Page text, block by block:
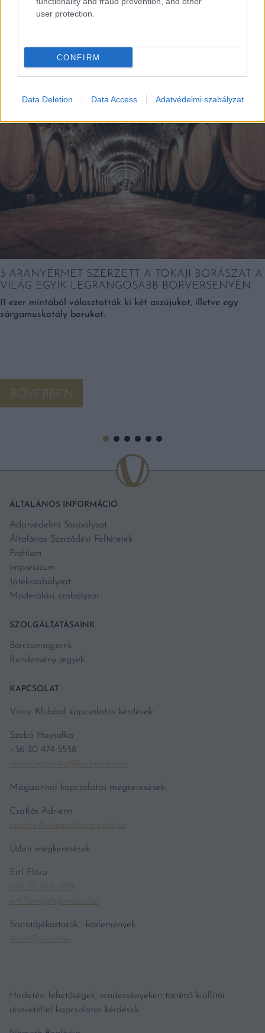
user protection.
CONFIRM
Data Deletion Data Access Adatvédelmi szabályzat
EZEK IS ÉRDEKELHETNEK
Kortyok
3 ARANYÉRMET SZERZETT A TOKAJI BORÁSZAT A
VILÁG EGYIK LEGRANGOSABB BORVERSENYÉN
11 ezer mintából választották ki két aszújukat, illetve egy
sárgamuskotály borukat.
BŐVEBBEN
ÁLTALÁNOS INFORMÁCIÓ
Adatvédelmi Szabályzat
Általános Szerződési Feltételek
Profilom
Impresszum
Játékszabályzat
Moderálási szabályzat
SZOLGÁLTATÁSAINK
Borcsomagjaink
Rendezvény jegyek
KAPCSOLAT
Vince Klubbal kapcsolatos kérdések:
Szabó Hajnalka
+36 30 474 5558
szabo.hajnalka@kodmedia.hu
Magazinnal kapcsolatos megkeresések:
Csatlós Adrienn
csatlos.Adrienn@hgmedia.hu
Üzleti megkeresések:
Ertl Flóra
+36 70 601 1929
ertl.flora@hgmedia.hu
Sajtótájékoztatók, -közlemények
vince@vince.hu
Hirdetési lehetőségek, rendezvényeken történő kiállítói
részvétellel kapcsolatos kérdések: